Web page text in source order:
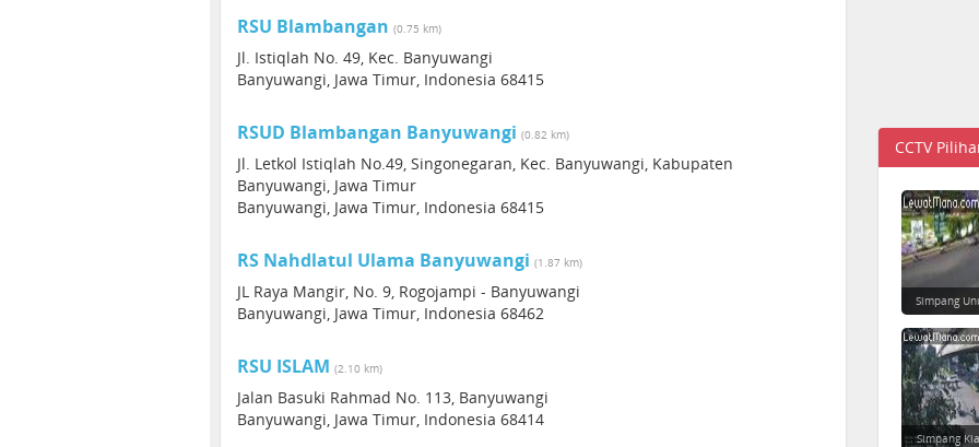
RSU Blambangan (0.75 km)
Jl. Istiqlah No. 49, Kec. Banyuwangi
Banyuwangi, Jawa Timur, Indonesia 68415
RSUD Blambangan Banyuwangi (0.82 km)
Jl. Letkol Istiqlah No.49, Singonegaran, Kec. Banyuwangi, Kabupaten
Banyuwangi, Jawa Timur
Banyuwangi, Jawa Timur, Indonesia 68415
RS Nahdlatul Ulama Banyuwangi (1.87 km)
JL Raya Mangir, No. 9, Rogojampi - Banyuwangi
Banyuwangi, Jawa Timur, Indonesia 68462
RSU ISLAM (2.10 km)
Jalan Basuki Rahmad No. 113, Banyuwangi
Banyuwangi, Jawa Timur, Indonesia 68414
CCTV
Simpang
Simpang